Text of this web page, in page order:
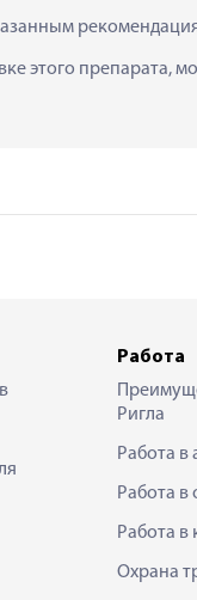
этого препарата,
Работа
Ригла
Работа в
Работа в
Работа в
Охрана